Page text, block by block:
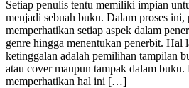
Setiap penulis tentu memiliki impian
menjadi sebuah buku. Dalam proses ini,
memperhatikan setiap aspek dalam
genre hingga menentukan penerbit. Hal
ketinggalan adalah pemilihan tampilan
atau cover maupun tampak dalam
memperhatikan hal ini […]